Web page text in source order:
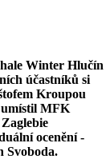
Winter Hlučín
účastníků si
Kroupou
umístil MFK
ocenění -
Svoboda.